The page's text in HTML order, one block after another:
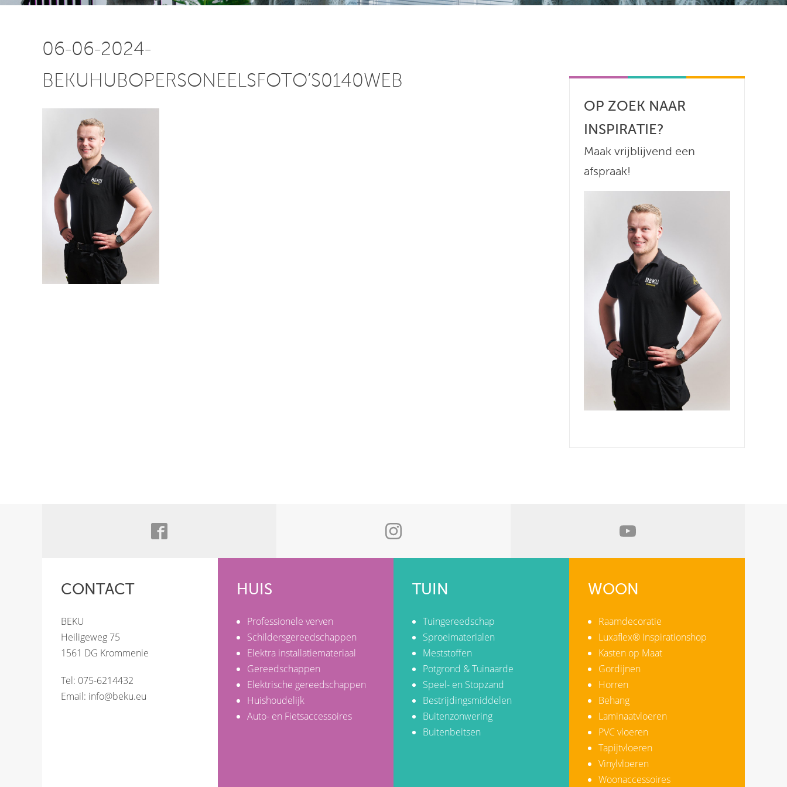
06-06-2024-
BEKUHUBOPERSONEELSFOTO’S0140WEB
OP ZOEK NAAR
INSPIRATIE?
Maak vrijblijvend een
afspraak!
CONTACT
BEKU
Heiligeweg 75
1561 DG Krommenie
Tel: 075-6214432
Email: info@beku.eu
HUIS
Professionele verven
Schildersgereedschappen
Elektra installatiemateriaal
Gereedschappen
Elektrische gereedschappen
Huishoudelijk
Auto- en Fietsaccessoires
TUIN
Tuingereedschap
Sproeimaterialen
Meststoffen
Potgrond & Tuinaarde
Speel- en Stopzand
Bestrijdingsmiddelen
Buitenzonwering
Buitenbeitsen
WOON
Raamdecoratie
Luxaflex® Inspirationshop
Kasten op Maat
Gordijnen
Horren
Behang
Laminaatvloeren
PVC vloeren
Tapijtvloeren
Vinylvloeren
Woonaccessoires